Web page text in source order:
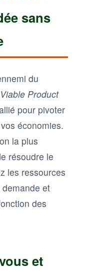
sans
du
Product
pour pivoter
économies.
la plus
résoudre le
les ressources
et
des
et